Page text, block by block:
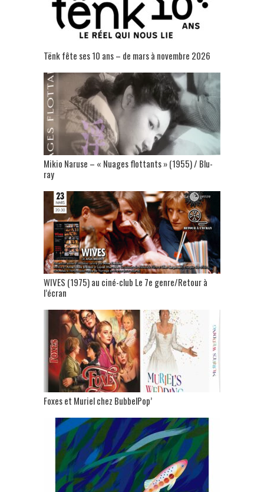
Tënk fête ses 10 ans – de mars à novembre 2026
Mikio Naruse – « Nuages flottants » (1955) / Blu-
ray
WIVES (1975) au ciné-club Le 7e genre/Retour à
l’écran
Foxes et Muriel chez BubbelPop’